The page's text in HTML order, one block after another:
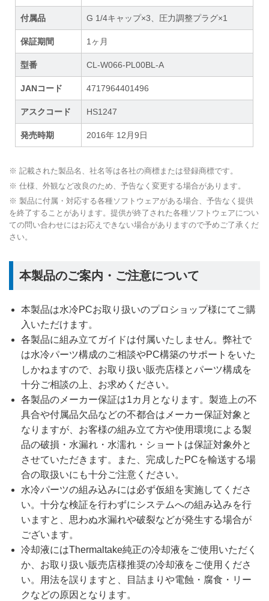
付属品 G 1/4キャップ×3、圧力調整プラグ×1
保証期間 1ヶ月
型番 CL-W066-PL00BL-A
JANコード 4717964401496
アスクコード HS1247
発売時期 2016年 12月9日
※ 記載された製品名、社名等は各社の商標または登録商標です。
※ 仕様、外観など改良のため、予告なく変更する場合があります。
※ 製品に付属・対応する各種ソフトウェアがある場合、予告なく提供
を終了することがあります。提供が終了された各種ソフトウェアについ
ての問い合わせにはお応えできない場合がありますので予めご了承くだ
さい。
本製品のご案内・ご注意について
本製品は水冷PCお取り扱いのプロショップ様にてご購
入いただけます。
各製品に組み立てガイドは付属いたしません。弊社で
は水冷パーツ構成のご相談やPC構築のサポートをいた
しかねますので、お取り扱い販売店様とパーツ構成を
十分ご相談の上、お求めください。
各製品のメーカー保証は1カ月となります。製造上の不
具合や付属品欠品などの不都合はメーカー保証対象と
なりますが、お客様の組み立て方や使用環境による製
品の破損・水漏れ・水濡れ・ショートは保証対象外と
させていただきます。また、完成したPCを輸送する場
合の取扱いにも十分ご注意ください。
水冷パーツの組み込みには必ず仮組を実施してくださ
い。十分な検証を行わずにシステムへの組み込みを行
いますと、思わぬ水漏れや破裂などが発生する場合が
ございます。
冷却液にはThermaltake純正の冷却液をご使用いただく
か、お取り扱い販売店様推奨の冷却液をご使用くださ
い。用法を誤りますと、目詰まりや電蝕・腐食・リー
クなどの原因となります。